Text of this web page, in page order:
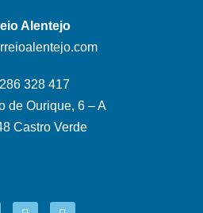
Alentejo
328 417
de Ourique, 6 – A
Castro Verde